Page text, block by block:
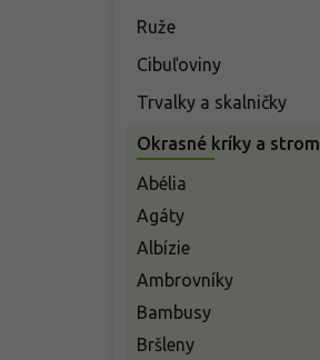
Ruže
Cibuľoviny
Trvalky a skalničky
Okrasné kríky a
Abélia
Agáty
Albízie
Ambrovníky
Bambusy
Bršleny